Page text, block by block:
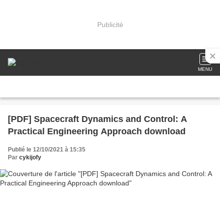
Publicité
MENU
[PDF] Spacecraft Dynamics and Control: A
Practical Engineering Approach download
Publié le 12/10/2021 à 15:35
Par cykijofy